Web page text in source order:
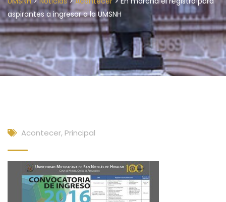
aspirantes a ingresar a la UMSNH
Acontecer, Principal